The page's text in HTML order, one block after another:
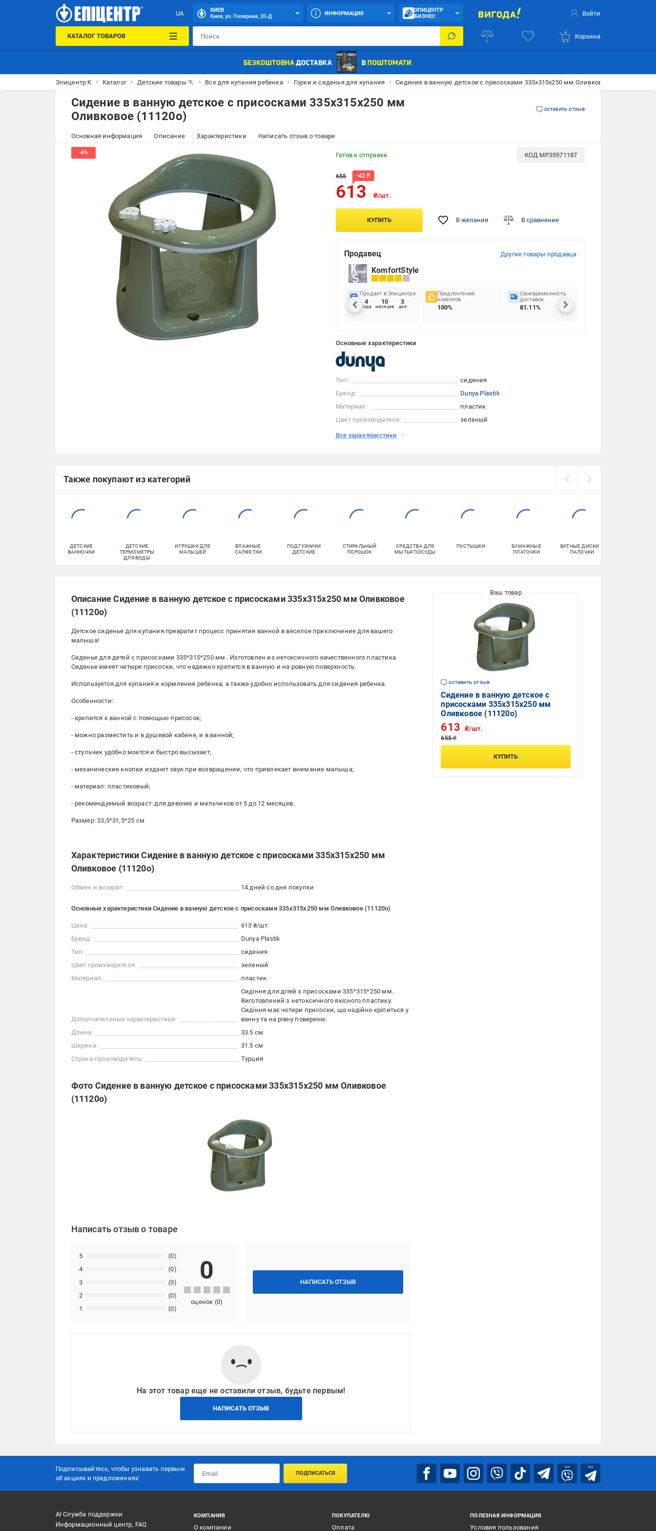
UA
КИЕВ
Киев, ул. Полярная, 20-Д
ИНФОРМАЦИЯ
ЭПИЦЕНТР
БИЗНЕС
Войти
КАТАЛОГ ТОВАРОВ Корзина
Эпицентр К Каталог Детские товары 🏃 Все для купания ребенка Горки и сиденья для купания Сидение в ванную детское с присосками 335x315x250 мм Оливковое (11120о)
Сидение в ванную детское с присосками 335x315x250 мм
Оливковое (11120о)
оставить отзыв
Основная информация Описание Характеристики Написать отзыв о товаре
Готов к отправке КОД MP35971187
655 -42 ₴
613 ₴/шт.
КУПИТЬ В желания В сравнение
Продавец Другие товары продавца
KomfortStyle
Продает в Эпицентре
4
года
10
месяцев
3
дня
Предпочтения
клиентов
100%
Своевременность
доставок
81.11%
Основные характеристики
Тип:
сидения
Бренд:
Dunya Plastik
Материал:
пластик
Цвет производителя:
зеленый
Все характеристики
Также покупают из категорий
ДЕТСКИЕ
ВАННОЧКИ
ДЕТСКИЕ
ТЕРМОМЕТРЫ
ДЛЯ ВОДЫ
ИГРУШКИ ДЛЯ
МАЛЫШЕЙ
ВЛАЖНЫЕ
САЛФЕТКИ
ПОДГУЗНИКИ
ДЕТСКИЕ
СТИРАЛЬНЫЙ
ПОРОШОК
СРЕДСТВА ДЛЯ
МЫТЬЯ ПОСУДЫ
ПУСТЫШКИ
БУМАЖНЫЕ
ПЛАТОЧКИ
ВАТНЫЕ ДИСКИ И
ПАЛОЧКИ
Описание Сидение в ванную детское с присосками 335x315x250 мм Оливковое
(11120о)
Детское сиденье для купания превратит процесс принятия ванной в веселое приключение для вашего
малыша!
Сиденье для детей с присосками 335*315*250 мм.. Изготовлен из нетоксичного качественного пластика.
Сиденье имеет четыре присоски, что надежно крепится в ванную и на ровную поверхность.
Используется для купания и кормления ребенка, а также удобно использовать для сидения ребенка.
Особенности:
- крепится к ванной с помощью присосок;
- можно разместить и в душевой кабине, и в ванной;
- стульчик удобно моется и быстро высыхает;
- механические кнопки издают звук при возвращении, что привлекает внимание малыша;
- материал: пластиковый;
- рекомендуемый возраст: для девочек и мальчиков от 5 до 12 месяцев.
Размер: 33,5*31,5*25 см
Характеристики Сидение в ванную детское с присосками 335x315x250 мм
Оливковое (11120о)
Обмен и возврат: 14 дней со дня покупки
Основные характеристики Сидение в ванную детское с присосками 335x315x250 мм Оливковое (11120о)
Цена:
613 ₴/шт.
Бренд:
Dunya Plastik
Тип:
сидения
Цвет производителя:
зеленый
Материал:
пластик
Дополнительные характеристики:
Сидіння для дітей з присосками 335*315*250 мм..
Виготовлений з нетоксичного якісного пластику.
Сидіння має чотири присоски, що надійно кріпиться у
ванну та на рівну поверхню.
Длина:
33.5 см
Ширина:
31.5 см
Страна-производитель:
Турция
Фото Сидение в ванную детское с присосками 335x315x250 мм Оливковое
(11120о)
Написать отзыв о товаре
НАПИСАТЬ ОТЗЫВ
1 (0)
2 (0)
3 (0)
4 (0)
5 (0)
0
оценок (0)
На этот товар еще не оставили отзыв, будьте первым!
НАПИСАТЬ ОТЗЫВ
оставить отзыв
Сидение в ванную детское с
присосками 335x315x250 мм
Оливковое (11120о)
655 ₴
613 ₴/шт.
КУПИТЬ
Подписывайтесь, чтобы узнавать первым
об акцияx и предложениях:
ПОДПИСАТЬСЯ
bot bot
AI Служба поддержки
Информационный центр, FAQ
КОМПАНИЯ
О компании
ПОКУПАТЕЛЮ
Оплата
ПОЛЕЗНАЯ ИНФОРМАЦИЯ
Условия пользования